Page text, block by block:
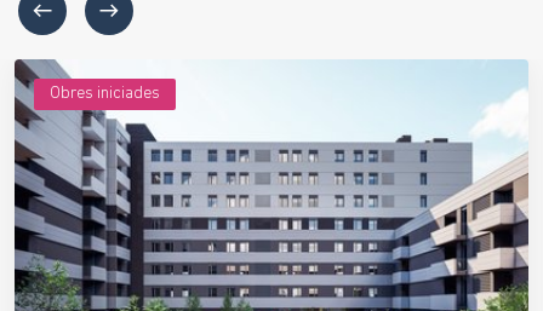
Obres iniciades